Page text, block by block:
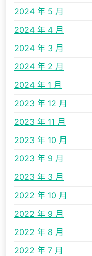
2024 年 5 月
2024 年 4 月
2024 年 3 月
2024 年 2 月
2024 年 1 月
2023 年 12 月
2023 年 11 月
2023 年 10 月
2023 年 9 月
2023 年 3 月
2022 年 10 月
2022 年 9 月
2022 年 8 月
2022 年 7 月